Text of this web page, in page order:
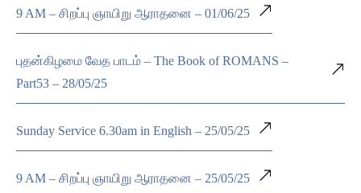
9 AM – சிறப்பு ஞாயிறு ஆராதனை – 01/06/25
புதன்கிழமை வேத பாடம் – The Book of ROMANS –
Part53 – 28/05/25
Sunday Service 6.30am in English – 25/05/25
9 AM – சிறப்பு ஞாயிறு ஆராதனை – 25/05/25